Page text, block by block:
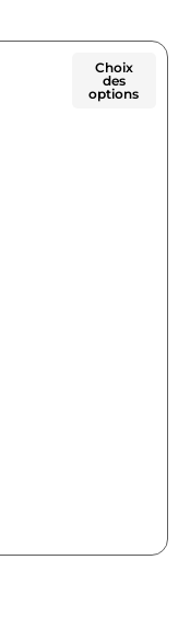
Choix
des
options